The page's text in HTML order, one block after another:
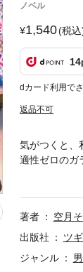
ノベル
1,540(税込
14
dカード利用で
返品不可
気がつくと、
適性ゼロのガ
は……没落寸
著者
空月
出版社
ツ
ジャンル